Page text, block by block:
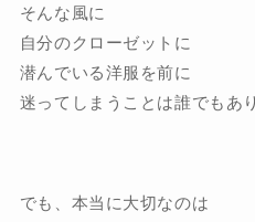
そんな風に
自分のクローゼットに
潜んでいる洋服を前に
迷ってしまうことは誰でもあ
でも、本当に大切なのは